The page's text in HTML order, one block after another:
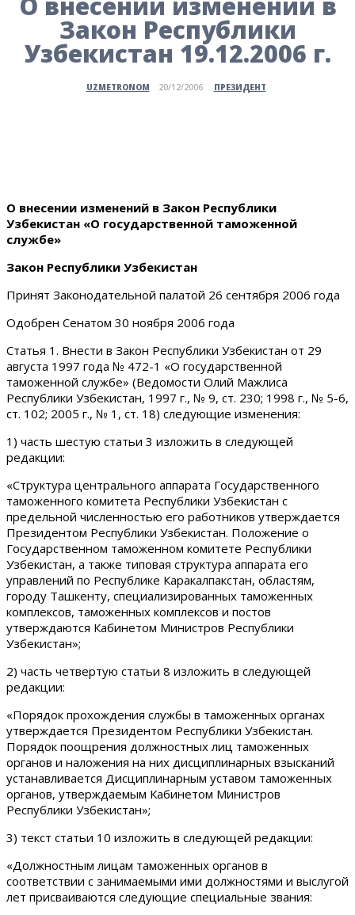
Закон Республики
Узбекистан 19.12.2006 г.
UZMETRONOM 20/12/2006 ПРЕЗИДЕНТ
О внесении изменений в Закон Республики
Узбекистан «О государственной таможенной
службе»
Закон Республики Узбекистан
Принят Законодательной палатой 26 сентября 2006 года
Одобрен Сенатом 30 ноября 2006 года
Статья 1. Внести в Закон Республики Узбекистан от 29
августа 1997 года № 472-1 «О государственной
таможенной службе» (Ведомости Олий Мажлиса
Республики Узбекистан, 1997 г., № 9, ст. 230; 1998 г., № 5-6,
ст. 102; 2005 г., № 1, ст. 18) следующие изменения:
1) часть шестую статьи 3 изложить в следующей
редакции:
«Структура центрального аппарата Государственного
таможенного комитета Республики Узбекистан с
предельной численностью его работников утверждается
Президентом Республики Узбекистан. Положение о
Государственном таможенном комитете Республики
Узбекистан, а также типовая структура аппарата его
управлений по Республике Каракалпакстан, областям,
городу Ташкенту, специализированных таможенных
комплексов, таможенных комплексов и постов
утверждаются Кабинетом Министров Республики
Узбекистан»;
2) часть четвертую статьи 8 изложить в следующей
редакции:
«Порядок прохождения службы в таможенных органах
утверждается Президентом Республики Узбекистан.
Порядок поощрения должностных лиц таможенных
органов и наложения на них дисциплинарных взысканий
устанавливается Дисциплинарным уставом таможенных
органов, утверждаемым Кабинетом Министров
Республики Узбекистан»;
3) текст статьи 10 изложить в следующей редакции:
«Должностным лицам таможенных органов в
соответствии с занимаемыми ими должностями и выслугой
лет присваиваются следующие специальные звания: